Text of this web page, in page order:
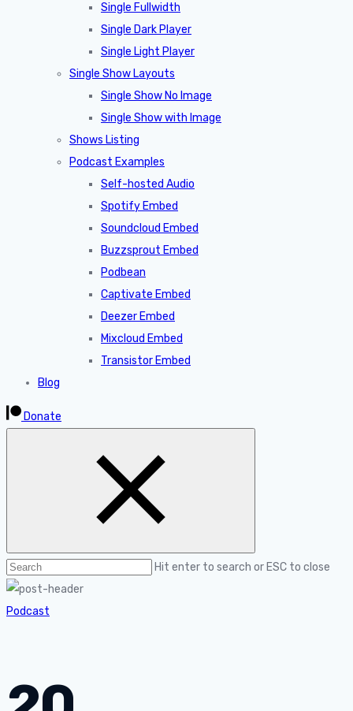
Single Fullwidth
Single Dark Player
Single Light Player
Single Show Layouts
Single Show No Image
Single Show with Image
Shows Listing
Podcast Examples
Self-hosted Audio
Spotify Embed
Soundcloud Embed
Buzzsprout Embed
Podbean
Captivate Embed
Deezer Embed
Mixcloud Embed
Transistor Embed
Blog
Donate
Hit enter to search or ESC to close
Podcast